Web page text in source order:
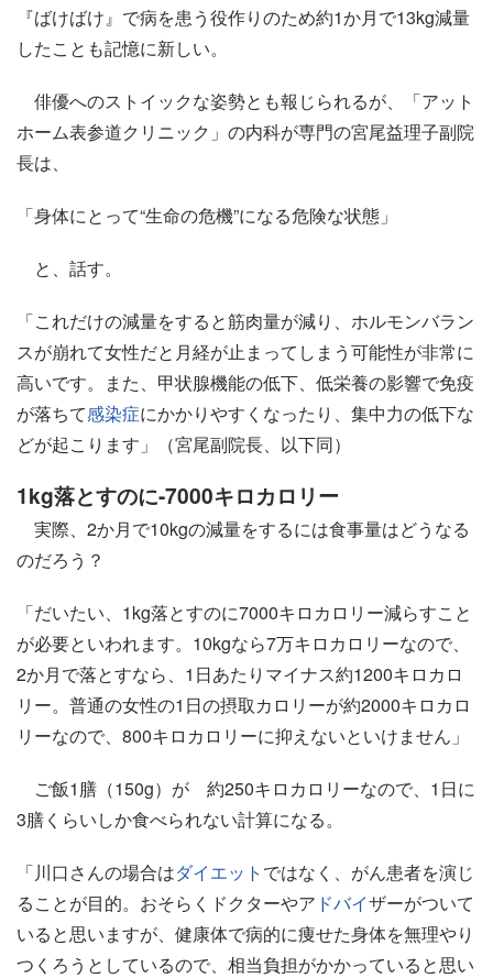
『ばけばけ』で病を患う役作りのため約1か月で13kg減量
したことも記憶に新しい。
俳優へのストイックな姿勢とも報じられるが、「アット
ホーム表参道クリニック」の内科が専門の宮尾益理子副院
長は、
「身体にとって“生命の危機”になる危険な状態」
と、話す。
「これだけの減量をすると筋肉量が減り、ホルモンバラン
スが崩れて女性だと月経が止まってしまう可能性が非常に
高いです。また、甲状腺機能の低下、低栄養の影響で免疫
が落ちて感染症にかかりやすくなったり、集中力の低下な
どが起こります」（宮尾副院長、以下同）
1kg落とすのに-7000キロカロリー
実際、2か月で10kgの減量をするには食事量はどうなる
のだろう？
「だいたい、1kg落とすのに7000キロカロリー減らすこと
が必要といわれます。10kgなら7万キロカロリーなので、
2か月で落とすなら、1日あたりマイナス約1200キロカロ
リー。普通の女性の1日の摂取カロリーが約2000キロカロ
リーなので、800キロカロリーに抑えないといけません」
ご飯1膳（150g）が 約250キロカロリーなので、1日に
3膳くらいしか食べられない計算になる。
「川口さんの場合はダイエット ではなく、がん患者を演じ
ることが目的。おそらくドクターやア ドバイザーがついて
いると思いますが、健康体で病的に痩せた身体を無理やり
つくろうとしているので、相当負担がかかっていると思い